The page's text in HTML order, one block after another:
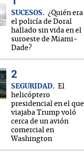
SUCESOS
¿Quién era
el policía de Doral
hallado sin vida en el
suroeste de Miami-
Dade?
SEGURIDAD
El
helicóptero
presidencial en el que
viajaba Trump voló
cerca de un avión
comercial en
Washington